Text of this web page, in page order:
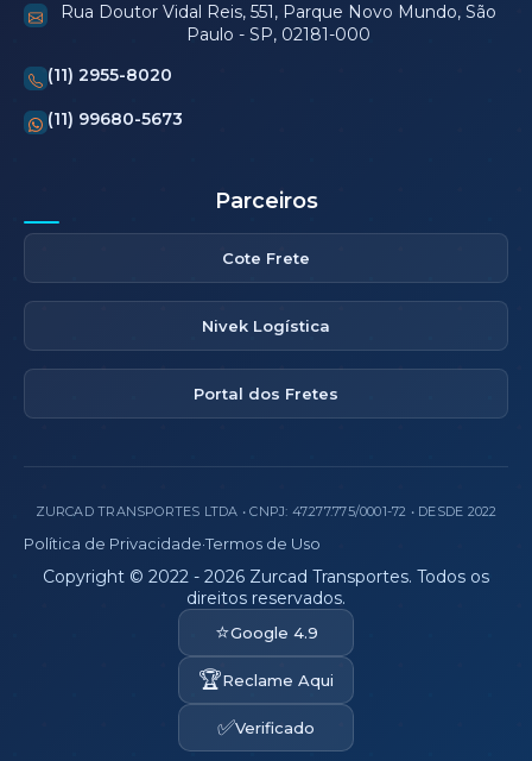
Rua Doutor Vidal Reis, 551, Parque Novo Mundo, São
Paulo - SP, 02181-000
(11) 2955-8020
(11) 99680-5673
Parceiros
Cote Frete
Nivek Logística
Portal dos Fretes
ZURCAD TRANSPORTES LTDA • CNPJ: 47.277.775/0001-72 • DESDE 2022
Política de Privacidade·Termos de Uso
Copyright © 2022 - 2026 Zurcad Transportes. Todos os
direitos reservados.
⭐Google 4.9
🏆Reclame Aqui
✅Verificado